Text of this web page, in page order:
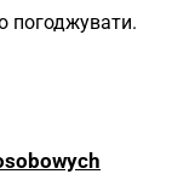
погоджувати.